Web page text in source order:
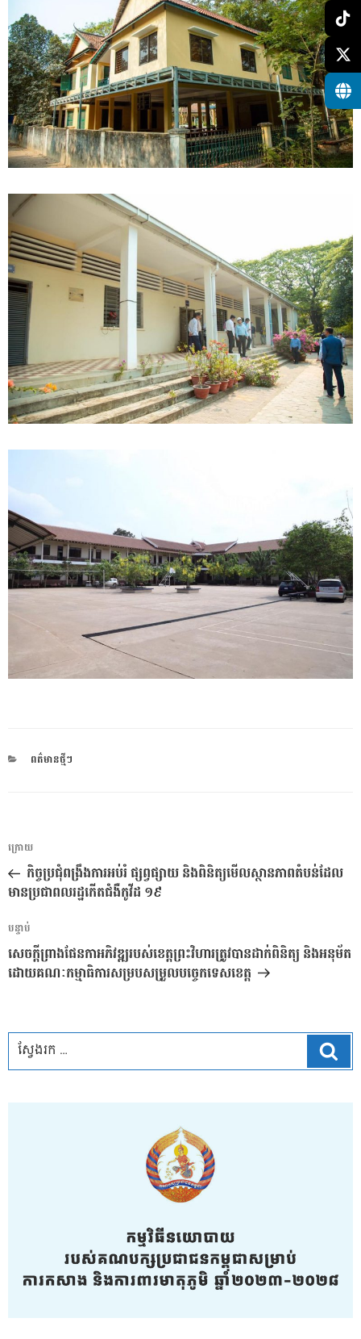
CATEGORIES
ពត៌មានថ្មីៗ
ការ​
នាំទិស​
ប្រកាស
អត្ថបទ
មុន
ក្រោយ
កិច្ចប្រជុំពង្រឹងការអប់រំ ផ្សព្វផ្សាយ និងពិនិត្យមើលស្ថានភាពតំបន់ដែល
មានប្រជាពលរដ្ឋកើតជំងឺកូវីដ ១៩
អត្ថបទ
បន្ទាប់
បន្ទាប់
សេចក្តីព្រាងផែនកាអភិវឌ្ឍរបស់ខេត្តព្រះវិហារត្រូវបានដាក់ពិនិត្យ និងអនុម័ត
ដោយគណៈកម្មាធិការសម្របសម្រួលបច្ចេកទេសខេត្ត